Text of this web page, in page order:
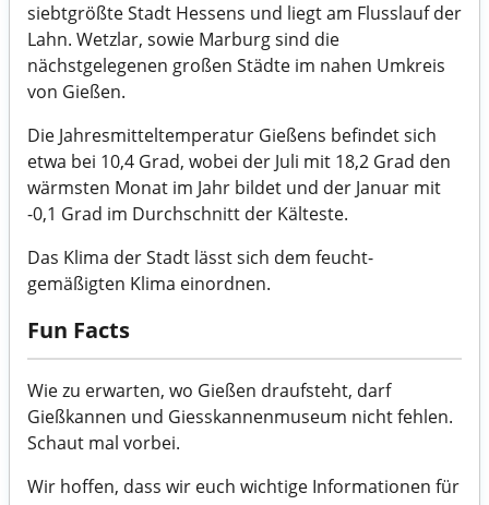
siebtgrößte Stadt Hessens und liegt am Flusslauf der
Lahn. Wetzlar, sowie Marburg sind die
nächstgelegenen großen Städte im nahen Umkreis
von Gießen.
Die Jahresmitteltemperatur Gießens befindet sich
etwa bei 10,4 Grad, wobei der Juli mit 18,2 Grad den
wärmsten Monat im Jahr bildet und der Januar mit
-0,1 Grad im Durchschnitt der Kälteste.
Das Klima der Stadt lässt sich dem feucht-
gemäßigten Klima einordnen.
Fun Facts
Wie zu erwarten, wo Gießen draufsteht, darf
Gießkannen und Giesskannenmuseum nicht fehlen.
Schaut mal vorbei.
Wir hoffen, dass wir euch wichtige Informationen für